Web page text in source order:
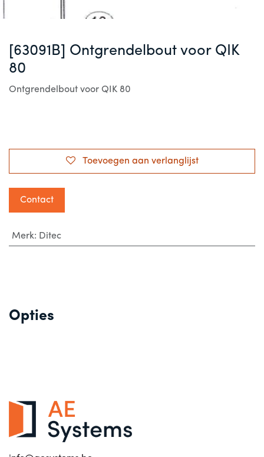
[63091B] Ontgrendelbout voor QIK
80
Ontgrendelbout voor QIK 80
Toevoegen aan verlanglijst
Contact
Merk: Ditec
Opties